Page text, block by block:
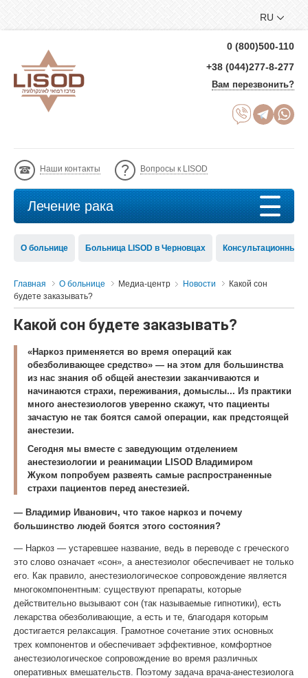
RU
0 (800)500-110
+38 (044)277-8-277
Вам перезвонить?
Наши контакты Вопросы к LISOD
Лечение рака
О больнице Больница LISOD в Черновцах Консультационный
Главная О больнице Медиа-центр Новости
Какой сон
будете заказывать?
Какой сон будете заказывать?
«Наркоз применяется во время операций как
обезболивающее средство» — на этом для большинства
из нас знания об общей анестезии заканчиваются и
начинаются страхи, переживания, домыслы... Из практики
много анестезиологов уверенно скажут, что пациенты
зачастую не так боятся самой операции, как предстоящей
анестезии.
Сегодня мы вместе с заведующим отделением
анестезиологии и реанимации LISOD Владимиром
Жуком попробуем развеять самые распространенные
страхи пациентов перед анестезией.
— Владимир Иванович, что такое наркоз и почему
большинство людей боятся этого состояния?
— Наркоз — устаревшее название, ведь в переводе с греческого
это слово означает «сон», а анестезиолог обеспечивает не только
его. Как правило, анестезиологическое сопровождение является
многокомпонентным: существуют препараты, которые
действительно вызывают сон (так называемые гипнотики), есть
лекарства обезболивающие, а есть и те, благодаря которым
достигается релаксация. Грамотное сочетание этих основных
трех компонентов и обеспечивает эффективное, комфортное
анестезиологическое сопровождение во время различных
оперативных вмешательств. Поэтому задача врача-анестезиолога